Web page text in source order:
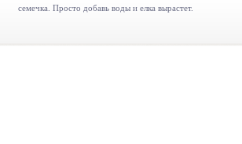
семечка. Просто добавь воды и елка вырастет.